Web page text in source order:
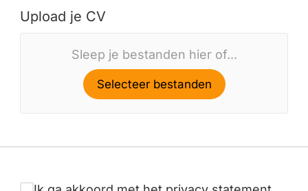
Upload je CV
Sleep je bestanden hier of...
Selecteer bestanden